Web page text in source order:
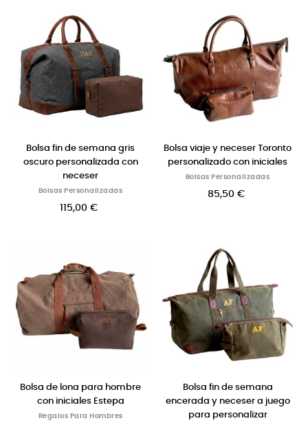
Bolsa fin de semana gris
oscuro personalizada con
neceser
Bolsas Personalizadas
115,00 €
Bolsa viaje y neceser Toronto
personalizado con iniciales
Bolsas Personalizadas
85,50 €
Bolsa de lona para hombre
con iniciales Estepa
Regalos Para Hombres
Bolsa fin de semana
encerada y neceser a juego
para personalizar